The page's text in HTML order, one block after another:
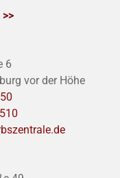
6
vor der Höhe